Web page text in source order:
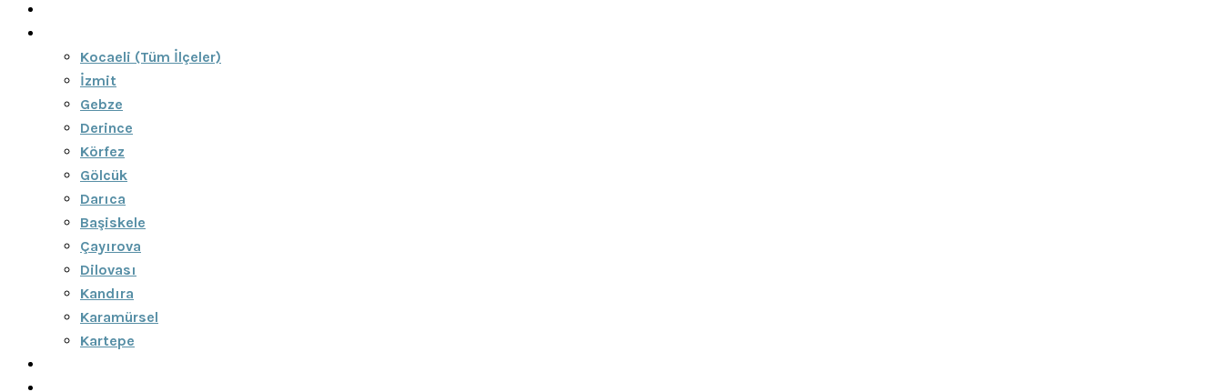
Kocaeli (Tüm İlçeler)
İzmit
Gebze
Derince
Körfez
Gölcük
Darıca
Başiskele
Çayırova
Dilovası
Kandıra
Karamürsel
Kartepe